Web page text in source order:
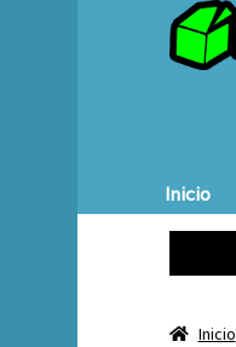
Inicio
Inicio